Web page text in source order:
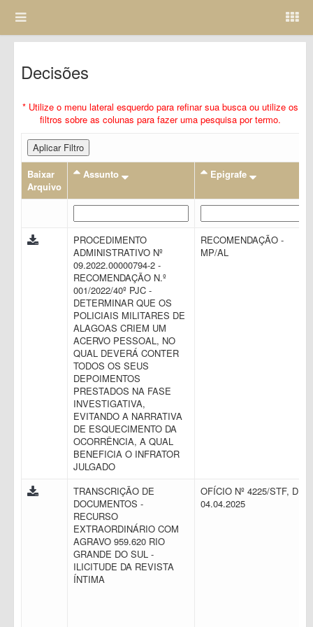
Decisões
* Utilize o menu lateral esquerdo para refinar sua busca ou utilize os
filtros sobre as colunas para fazer uma pesquisa por termo.
Aplicar Filtro
Baixar
Arquivo
Assunto Epigrafe
PROCEDIMENTO
ADMINISTRATIVO Nº
09.2022.00000794-2 -
RECOMENDAÇÃO N.º
001/2022/40º PJC -
DETERMINAR QUE OS
POLICIAIS MILITARES DE
ALAGOAS CRIEM UM
ACERVO PESSOAL, NO
QUAL DEVERÁ CONTER
TODOS OS SEUS
DEPOIMENTOS
PRESTADOS NA FASE
INVESTIGATIVA,
EVITANDO A NARRATIVA
DE ESQUECIMENTO DA
OCORRÊNCIA, A QUAL
BENEFICIA O INFRATOR
JULGADO
RECOMENDAÇÃO -
MP/AL
TRANSCRIÇÃO DE
DOCUMENTOS -
RECURSO
EXTRAORDINÁRIO COM
AGRAVO 959.620 RIO
GRANDE DO SUL -
ILICITUDE DA REVISTA
ÍNTIMA
OFÍCIO Nº 4225/STF, DE
04.04.2025